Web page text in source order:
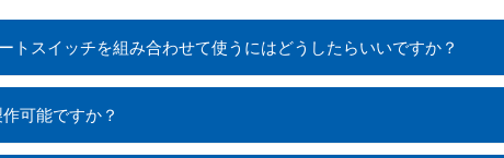
トスイッチを組み合わせて使うにはどうしたらいいですか？
可能ですか？